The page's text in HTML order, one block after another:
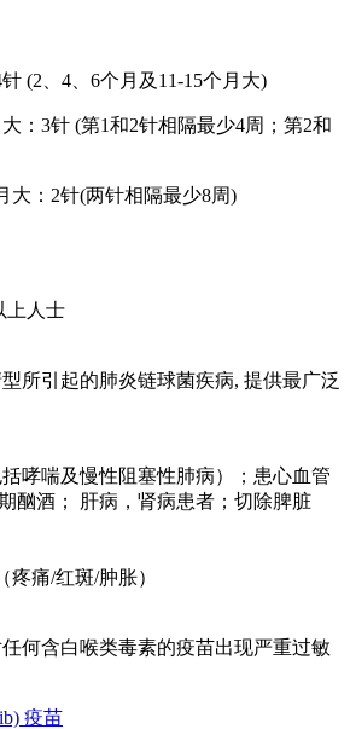
(2、4、6个月及11-15个月大)
：3针 (第1和2针相隔最少4周；第2和
大：2针(两针相隔最少8周)
上人士
所引起的肺炎链球菌疾病, 提供最广泛
哮喘及慢性阻塞性肺病）；患心血管
酗酒； 肝病，肾病患者；切除脾脏
痛/红斑/肿胀）
何含白喉类毒素的疫苗出现严重过敏
疫苗